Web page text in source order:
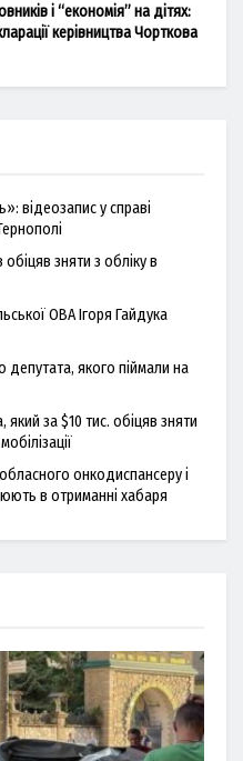
і “економія” на дітях:
керівництва Чорткова
відеозапис у справі
зняти з обліку в
ОВА Ігоря Гайдука
депутата, якого піймали на
за $10 тис. обіцяв зняти
онкодиспансеру і
в отриманні хабаря